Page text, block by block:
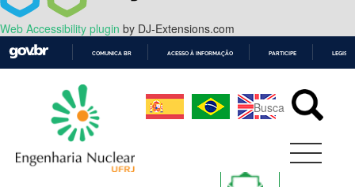
Web Accessibility plugin by DJ-Extensions.com
CONTEÚDO
COMUNICA BR ACESSO À INFORMAÇÃO PARTICIPE